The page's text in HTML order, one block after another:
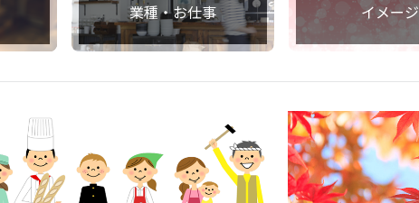
業種・お仕事 イメージ